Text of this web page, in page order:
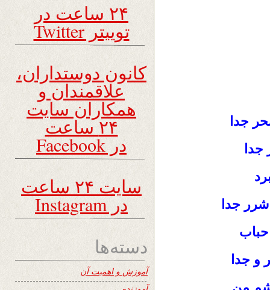
جدا
جدا
و جدا
۲۴ ساعت در
توییتر Twitter
کانون دوستداران،
علاقمندان و
همکاران سایت
۲۴ ساعت
در Facebook
سایت ۲۴ ساعت
در Instagram
دسته‌ها
آموزش و اهمیت آن